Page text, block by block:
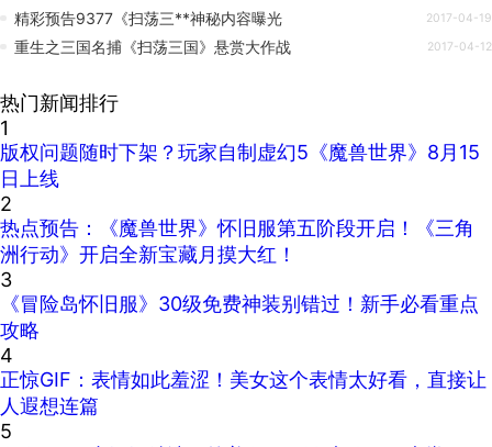
精彩预告9377《扫荡三**神秘内容曝光 2017-04-19
重生之三国名捕《扫荡三国》悬赏大作战 2017-04-12
热门新闻排行
1
版权问题随时下架？玩家自制虚幻5《魔兽世界》8月15
日上线
2
热点预告：《魔兽世界》怀旧服第五阶段开启！《三角
洲行动》开启全新宝藏月摸大红！
3
《冒险岛怀旧服》30级免费神装别错过！新手必看重点
攻略
4
正惊GIF：表情如此羞涩！美女这个表情太好看，直接让
人遐想连篇
5